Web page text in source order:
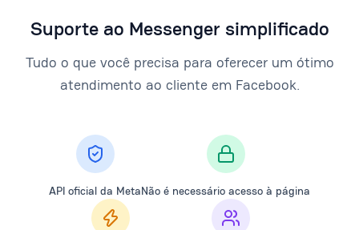
Suporte ao Messenger simplificado
Tudo o que você precisa para oferecer um ótimo
atendimento ao cliente em Facebook.
API oficial da MetaNão é necessário acesso à página